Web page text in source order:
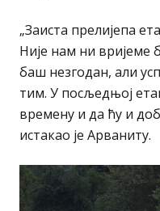
„Заиста прелијепа
Није нам ни вријеме
баш незгодан, али
тим. У посљедњој
времену и да ћу и
истакао је Арваниту.